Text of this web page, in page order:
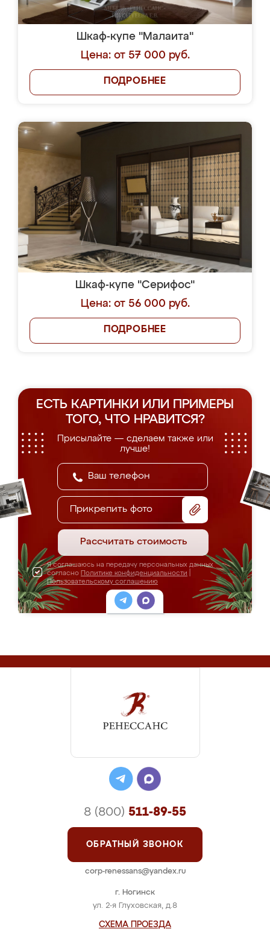
Шкаф-купе "Малаита"
Цена: от 57 000 руб.
ПОДРОБНЕЕ
Шкаф-купе "Серифос"
Цена: от 56 000 руб.
ПОДРОБНЕЕ
ЕСТЬ КАРТИНКИ ИЛИ ПРИМЕРЫ
ТОГО, ЧТО НРАВИТСЯ?
Присылайте — сделаем также или
лучше!
Прикрепить фото
Рассчитать стоимость
Я соглашаюсь на передачу персональных данных
согласно Политике конфиденциальности
Пользовательскому соглашению
г. Ногинск
ул. 2-я Глуховская, д.8
СХЕМА ПРОЕЗДА
8 (800) 511-89-55
ОБРАТНЫЙ ЗВОНОК
corp-renessans@yandex.ru